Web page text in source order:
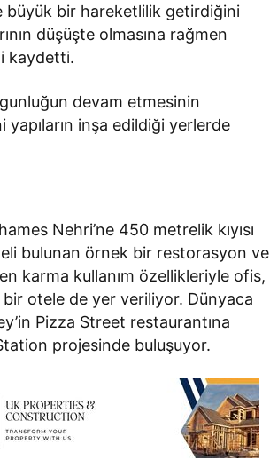
büyük bir hareketlilik getirdiğini
düşüşte olmasına rağmen
kaydetti.
devam etmesinin
inşa edildiği yerlerde
Nehri’ne 450 metrelik kıyısı
bulunan örnek bir restorasyon ve
karma kullanım özellikleriyle ofis,
bir otele de yer veriliyor. Dünyaca
Pizza Street restaurantına
projesinde buluşuyor.